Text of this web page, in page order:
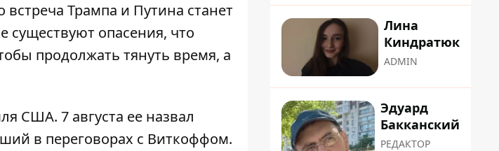
встреча Трампа и Путина станет
опасения, что
продолжать тянуть время, а
США. 7 августа ее назвал
в переговорах с Виткоффом.
Лина
Киндратюк
ADMIN
Эдуард
Бакканский
РЕДАКТОР